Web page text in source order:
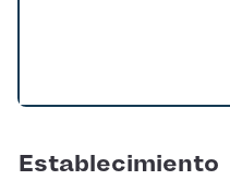
Establecimiento